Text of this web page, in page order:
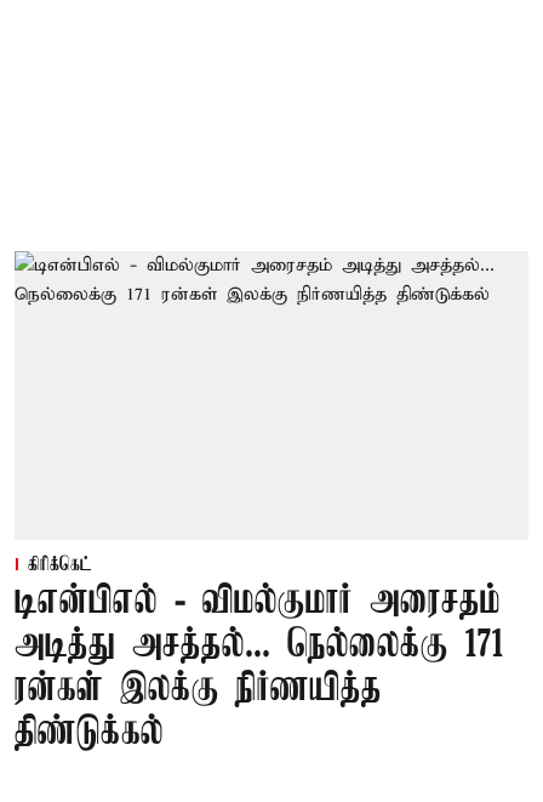
கிரிக்கெட்
டிஎன்பிஎல் - விமல்குமார் அரைசதம்
அடித்து அசத்தல்... நெல்லைக்கு 171
ரன்கள் இலக்கு நிர்ணயித்த
திண்டுக்கல்